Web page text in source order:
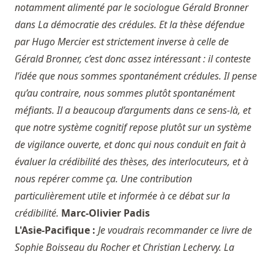
notamment alimenté par le sociologue Gérald Bronner
dans La démocratie des crédules. Et la thèse défendue
par Hugo Mercier est strictement inverse à celle de
Gérald Bronner, c’est donc assez intéressant : il conteste
l’idée que nous sommes spontanément crédules. Il pense
qu’au contraire, nous sommes plutôt spontanément
méfiants. Il a beaucoup d’arguments dans ce sens-là, et
que notre système cognitif repose plutôt sur un système
de vigilance ouverte, et donc qui nous conduit en fait à
évaluer la crédibilité des thèses, des interlocuteurs, et à
nous repérer comme ça. Une contribution
particulièrement utile et informée à ce débat sur la
crédibilité. Marc-Olivier Padis
L'Asie-Pacifique : Je voudrais recommander ce livre de
Sophie Boisseau du Rocher et Christian Lechervy. La